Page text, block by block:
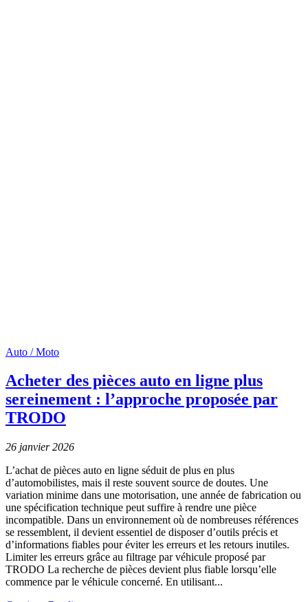
Auto / Moto
Acheter des pièces auto en ligne plus
sereinement : l’approche proposée par
TRODO
26 janvier 2026
L’achat de pièces auto en ligne séduit de plus en plus
d’automobilistes, mais il reste souvent source de doutes. Une
variation minime dans une motorisation, une année de fabrication ou
une spécification technique peut suffire à rendre une pièce
incompatible. Dans un environnement où de nombreuses références
se ressemblent, il devient essentiel de disposer d’outils précis et
d’informations fiables pour éviter les erreurs et les retours inutiles.
Limiter les erreurs grâce au filtrage par véhicule proposé par
TRODO La recherche de pièces devient plus fiable lorsqu’elle
commence par le véhicule concerné. En utilisant...